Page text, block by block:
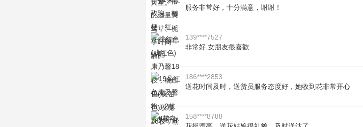
服务非常好，十分满意，谢谢！
139****7527
非常好,女朋友很喜歡
186****2853
送花时间及时，送货员服务态度好，她收到花非常开心
158****8788